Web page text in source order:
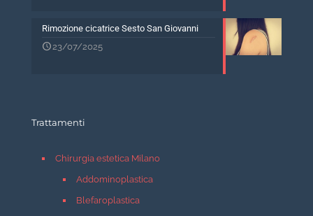
Rimozione cicatrice Sesto San Giovanni
23/07/2025
Trattamenti
Chirurgia estetica Milano
Addominoplastica
Blefaroplastica